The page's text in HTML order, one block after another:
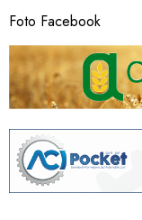
Foto Facebook